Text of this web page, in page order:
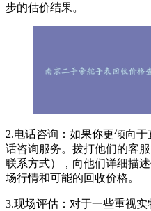
步的估价结果。
2.电话咨询：如果你更倾向
话咨询服务。拨打他们的客
联系方式），向他们详细描
场行情和可能的回收价格。
3.现场评估：对于一些重视